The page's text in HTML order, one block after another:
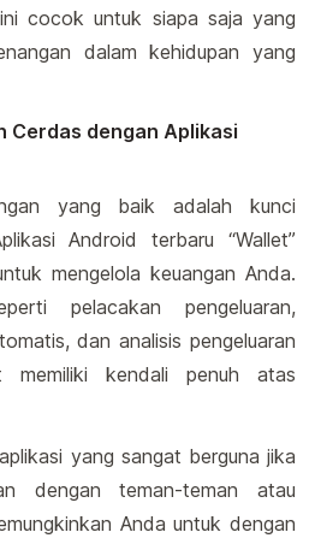
cocok untuk siapa saja yang
dalam kehidupan yang
Cerdas dengan Aplikasi
yang baik adalah kunci
Android terbaru “Wallet”
mengelola keuangan Anda.
pelacakan pengeluaran,
dan analisis pengeluaran
memiliki kendali penuh atas
yang sangat berguna jika
dengan teman-teman atau
Anda untuk dengan